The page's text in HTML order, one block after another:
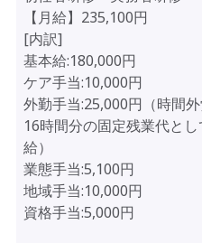
【月給】235,100円
[内訳]
基本給:180,000円
ケア手当:10,000円
外勤手当:25,000円（時間
16時間分の固定残業代と
給）
業態手当:5,100円
地域手当:10,000円
資格手当:5,000円